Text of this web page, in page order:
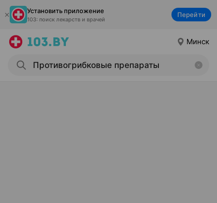
Установить приложение
103: поиск лекарств и врачей
Перейти
Минск